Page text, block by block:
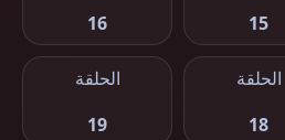
15
16
الحلقة
18
الحلقة
19